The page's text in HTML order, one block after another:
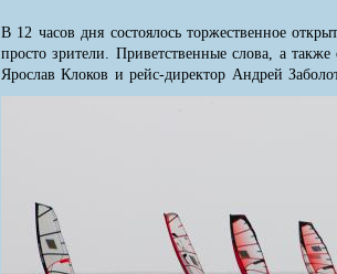
В 12 часов дня состоялось торжественное
просто зрители. Приветственные слова, а
Ярослав Клоков и рейс-директор Андрей